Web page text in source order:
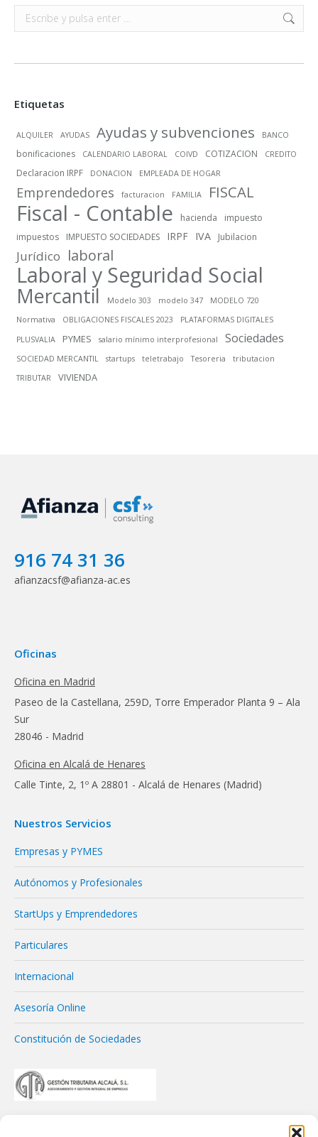
Buscar:
Etiquetas
ALQUILER AYUDAS Ayudas y subvenciones BANCO
bonificaciones CALENDARIO LABORAL COIVD COTIZACION CREDITO
Declaracion IRPF DONACION EMPLEADA DE HOGAR
Emprendedores facturacion FAMILIA FISCAL
Fiscal - Contable hacienda
impuesto
impuestos
IMPUESTO SOCIEDADES IRPF IVA Jubilacion
Jurídico laboral
Laboral y Seguridad Social
Mercantil Modelo 303 modelo 347
MODELO 720
Normativa
OBLIGACIONES FISCALES 2023
PLATAFORMAS DIGITALES
PLUSVALIA
PYMES salario mínimo interprofesional Sociedades
SOCIEDAD MERCANTIL startups teletrabajo Tesoreria
tributacion
TRIBUTAR
VIVIENDA
916 74 31 36
afianzacsf@afianza-ac.es
Oficinas
Oficina en Madrid
Paseo de la Castellana, 259D, Torre Emperador Planta 9 – Ala
Sur
28046 - Madrid
Oficina en Alcalá de Henares
Calle Tinte, 2, 1º A 28801 - Alcalá de Henares (Madrid)
Nuestros Servicios
Empresas y PYMES
Autónomos y Profesionales
StartUps y Emprendedores
Particulares
Internacional
Asesoría Online
Constitución de Sociedades